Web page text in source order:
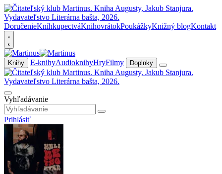
DoručenieKníhkupectváKnihovrátokPoukážkyKnižný blogKontakt
Knihy E-knihyAudioknihyHryFilmy Doplnky
Vyhľadávanie
Prihlásiť